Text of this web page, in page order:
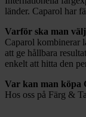
länder. Caparol har
Varför ska man
Caparol kombinerar
att ge hållbara
enkelt att hitta den
Var kan man köpa
Hos oss på Färg &